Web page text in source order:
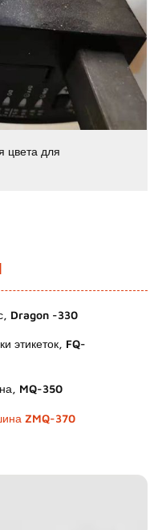
цвета для
Dragon -330
этикеток, FQ-
MQ-350
ZMQ-370